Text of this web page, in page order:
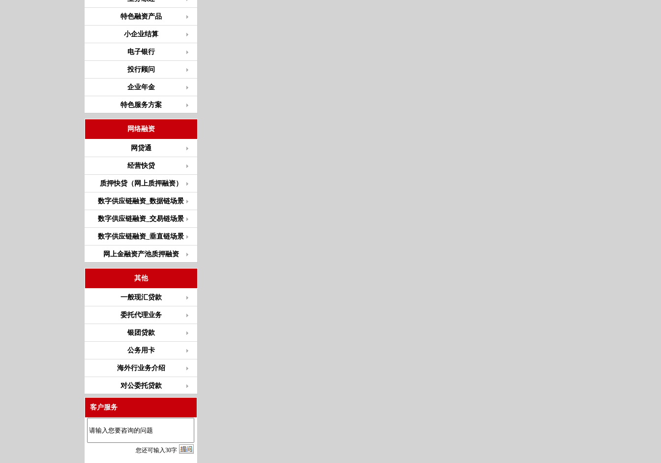
特色融资产品
小企业结算
电子银行
投行顾问
企业年金
特色服务方案
网络融资
网贷通
经营快贷
质押快贷（网上质押融资）
数字供应链融资_数据链场景
数字供应链融资_交易链场景
数字供应链融资_垂直链场景
网上金融资产池质押融资
其他
一般现汇贷款
委托代理业务
银团贷款
公务用卡
海外行业务介绍
对公委托贷款
客户服务
您还可输入30字